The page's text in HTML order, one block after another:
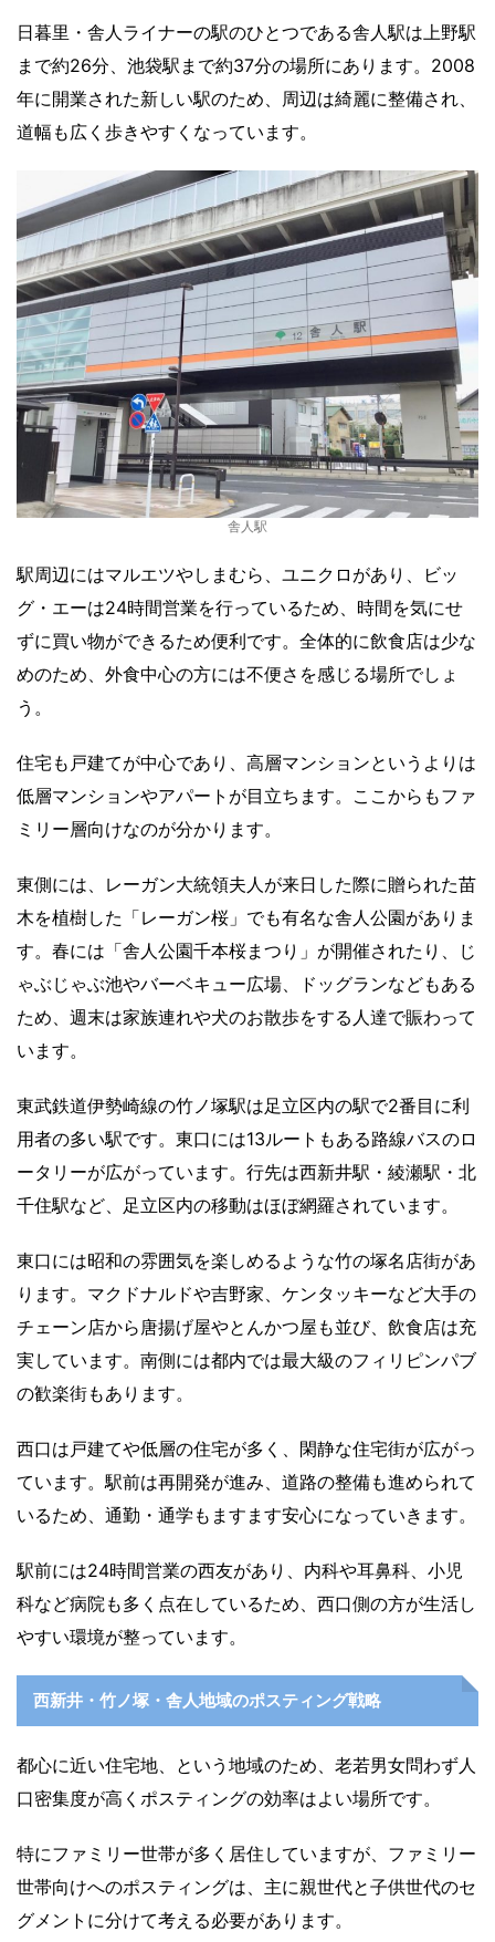
日暮里・舎人ライナーの駅のひとつである舎人駅は上野駅
まで約26分、池袋駅まで約37分の場所にあります。2008
年に開業された新しい駅のため、周辺は綺麗に整備され、
道幅も広く歩きやすくなっています。
舎人駅
駅周辺にはマルエツやしまむら、ユニクロがあり、ビッ
グ・エーは24時間営業を行っているため、時間を気にせ
ずに買い物ができるため便利です。全体的に飲食店は少な
めのため、外食中心の方には不便さを感じる場所でしょ
う。
住宅も戸建てが中心であり、高層マンションというよりは
低層マンションやアパートが目立ちます。ここからもファ
ミリー層向けなのが分かります。
東側には、レーガン大統領夫人が来日した際に贈られた苗
木を植樹した「レーガン桜」でも有名な舎人公園がありま
す。春には「舎人公園千本桜まつり」が開催されたり、じ
ゃぶじゃぶ池やバーベキュー広場、ドッグランなどもある
ため、週末は家族連れや犬のお散歩をする人達で賑わって
います。
東武鉄道伊勢崎線の竹ノ塚駅は足立区内の駅で2番目に利
用者の多い駅です。東口には13ルートもある路線バスのロ
ータリーが広がっています。行先は西新井駅・綾瀬駅・北
千住駅など、足立区内の移動はほぼ網羅されています。
東口には昭和の雰囲気を楽しめるような竹の塚名店街があ
ります。マクドナルドや吉野家、ケンタッキーなど大手の
チェーン店から唐揚げ屋やとんかつ屋も並び、飲食店は充
実しています。南側には都内では最大級のフィリピンパブ
の歓楽街もあります。
西口は戸建てや低層の住宅が多く、閑静な住宅街が広がっ
ています。駅前は再開発が進み、道路の整備も進められて
いるため、通勤・通学もますます安心になっていきます。
駅前には24時間営業の西友があり、内科や耳鼻科、小児
科など病院も多く点在しているため、西口側の方が生活し
やすい環境が整っています。
西新井・竹ノ塚・舎人地域のポスティング戦略
都心に近い住宅地、という地域のため、老若男女問わず人
口密集度が高くポスティングの効率はよい場所です。
特にファミリー世帯が多く居住していますが、ファミリー
世帯向けへのポスティングは、主に親世代と子供世代のセ
グメントに分けて考える必要があります。